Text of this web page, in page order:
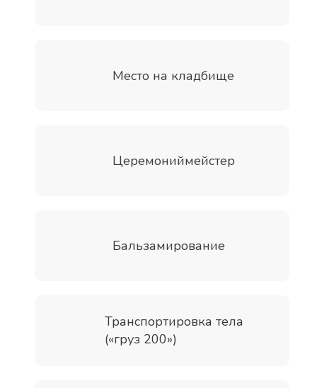
Место на кладбище
Церемониймейстер
Бальзамирование
Транспортировка тела
(«груз 200»)